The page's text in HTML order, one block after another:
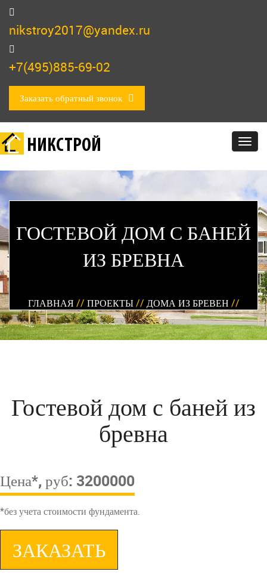
nikstroy2017@yandex.ru
+7(495)885-69-02
Заказать обратный звонок
НИКСТРОЙ
ГОСТЕВОЙ ДОМ С БАНЕЙ
ИЗ БРЕВНА
ГЛАВНАЯ // ПРОЕКТЫ // ДОМА ИЗ БРЕВЕН //
Гостевой дом с баней из
бревна
Цена*, руб: 3200000
*без учета стоимости фундамента.
ЗАКАЗАТЬ